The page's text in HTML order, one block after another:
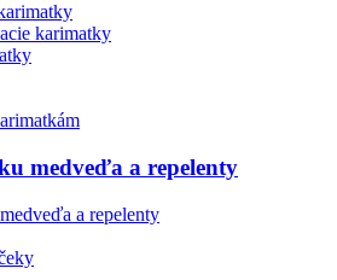
karimatky
medveďa a repelenty